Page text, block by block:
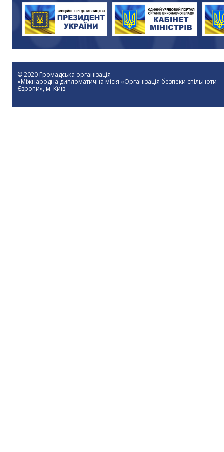
© 2020 Громадська організація
«Міжнародна дипломатична місія «Організація безпеки спільноти
Європи», м. Київ